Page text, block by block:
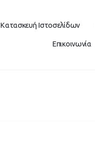
Κατασκευή Ιστοσελίδων
Επικοινωνία